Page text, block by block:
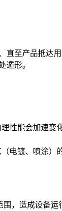
至产品抵达
遁形。
性能会加速变
电镀、喷涂）
，造成设备